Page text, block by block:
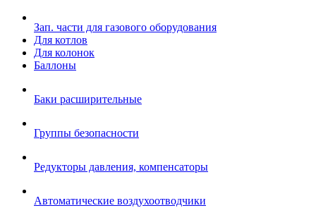
Зап. части для газового оборудования
Для котлов
Для колонок
Баллоны
Баки расширительные
Группы безопасности
Редукторы давления, компенсаторы
Автоматические воздухоотводчики